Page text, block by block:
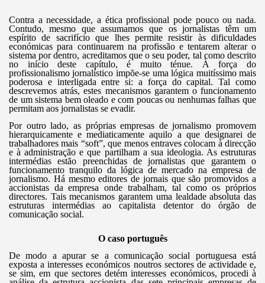
Contra a necessidade, a ética profissional pode pouco ou nada.
Contudo, mesmo que assumamos que os jornalistas têm um
espírito de sacrifício que lhes permite resistir às dificuldades
económicas para continuarem na profissão e tentarem alterar o
sistema por dentro, acreditamos que o seu poder, tal como descrito
no início deste capítulo, é muito ténue. À força do
profissionalismo jornalístico impõe-se uma lógica muitíssimo mais
poderosa e interligada entre si: a força do capital. Tal como
descrevemos atrás, estes mecanismos garantem o funcionamento
de um sistema bem oleado e com poucas ou nenhumas falhas que
permitam aos jornalistas se evadir.
Por outro lado, as próprias empresas de jornalismo promovem
hierarquicamente e mediaticamente aquilo a que designarei de
trabalhadores mais “soft”, que menos entraves colocam à direcção
e à administração e que partilham a sua ideologia. As estruturas
intermédias estão preenchidas de jornalistas que garantem o
funcionamento tranquilo da lógica de mercado na empresa de
jornalismo. Há mesmo editores de jornais que são promovidos a
accionistas da empresa onde trabalham, tal como os próprios
directores. Tais mecanismos garantem uma lealdade absoluta das
estruturas intermédias ao capitalista detentor do órgão de
comunicação social.
O caso português
De modo a apurar se a comunicação social portuguesa está
exposta a interesses económicos noutros sectores de actividade e,
se sim, em que sectores detém interesses económicos, procedi à